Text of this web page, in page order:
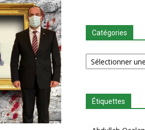
Catégories
Catégories
Étiquettes